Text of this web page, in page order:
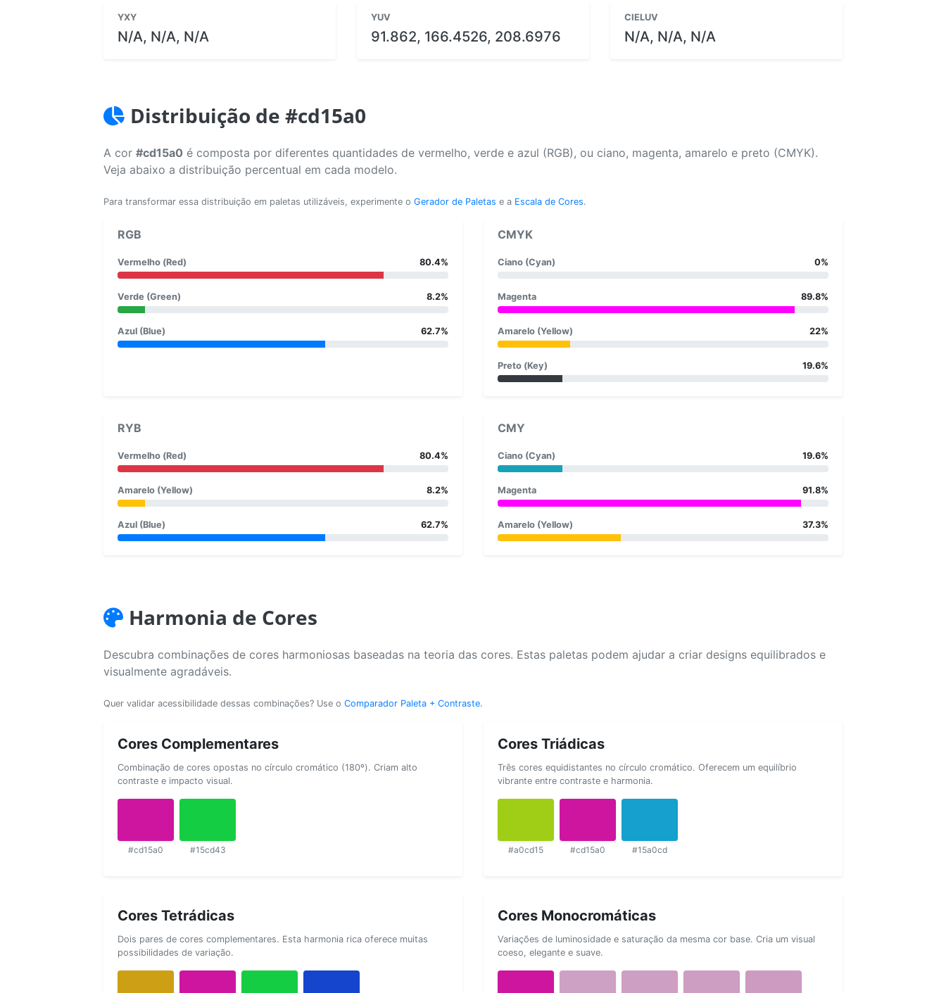
YXY
N/A, N/A, N/A
YUV
91.862, 166.4526, 208.6976
CIELUV
N/A, N/A, N/A
Distribuição de #cd15a0
A cor #cd15a0 é composta por diferentes quantidades de vermelho, verde e azul (RGB), ou ciano, magenta, amarelo e preto (CMYK).
Veja abaixo a distribuição percentual em cada modelo.
Para transformar essa distribuição em paletas utilizáveis, experimente o Gerador de Paletas e a Escala de Cores.
RGB
Vermelho (Red) 80.4%
Verde (Green) 8.2%
Azul (Blue) 62.7%
CMYK
Ciano (Cyan) 0%
Magenta 89.8%
Amarelo (Yellow) 22%
Preto (Key) 19.6%
RYB
Vermelho (Red) 80.4%
Amarelo (Yellow) 8.2%
Azul (Blue) 62.7%
CMY
Ciano (Cyan) 19.6%
Magenta 91.8%
Amarelo (Yellow) 37.3%
Harmonia de Cores
Descubra combinações de cores harmoniosas baseadas na teoria das cores. Estas paletas podem ajudar a criar designs equilibrados e
visualmente agradáveis.
Quer validar acessibilidade dessas combinações? Use o Comparador Paleta + Contraste.
Cores Complementares
Combinação de cores opostas no círculo cromático (180º). Criam alto
contraste e impacto visual.
#cd15a0 #15cd43
Cores Triádicas
Três cores equidistantes no círculo cromático. Oferecem um equilíbrio
vibrante entre contraste e harmonia.
#a0cd15 #cd15a0 #15a0cd
Cores Tetrádicas
Dois pares de cores complementares. Esta harmonia rica oferece muitas
possibilidades de variação.
Cores Monocromáticas
Variações de luminosidade e saturação da mesma cor base. Cria um visual
coeso, elegante e suave.